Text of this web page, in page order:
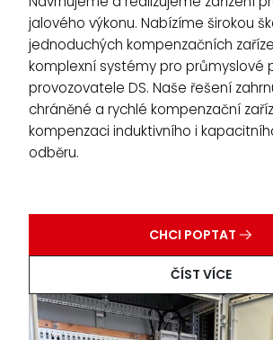
jalového výkonu. Nabízíme širokou
jednoduchých kompenzačních
komplexní systémy pro průmyslové
provozovatele DS. Naše řešení
chráněné a rychlé kompenzační
kompenzaci induktivního i
odběru.
CHCI POPTAT
ČÍST VÍCE